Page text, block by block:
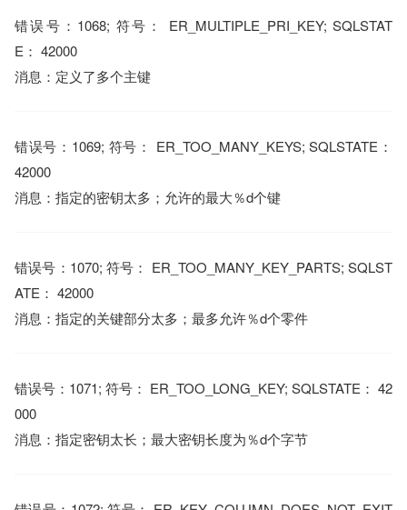
错误号：1068; 符号： ER_MULTIPLE_PRI_KEY; SQLSTAT
E： 42000
消息：定义了多个主键
错误号：1069; 符号： ER_TOO_MANY_KEYS; SQLSTATE：
42000
消息：指定的密钥太多；允许的最大％d个键
错误号：1070; 符号： ER_TOO_MANY_KEY_PARTS; SQLST
ATE： 42000
消息：指定的关键部分太多；最多允许％d个零件
错误号：1071; 符号： ER_TOO_LONG_KEY; SQLSTATE： 42
000
消息：指定密钥太长；最大密钥长度为％d个字节